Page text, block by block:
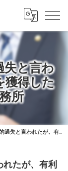
失と言わ
獲得した
所
な過失割合を獲得した事案｜たおく法律事務所
たが、有利